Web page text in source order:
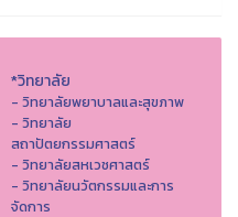
*วิทยาลัย
- วิทยาลัยพยาบาลและสุขภาพ
- วิทยาลัย
สถาปัตยกรรมศาสตร์
- วิทยาลัยสหเวชศาสตร์
- วิทยาลัยนวัตกรรมและการ
จัดการ